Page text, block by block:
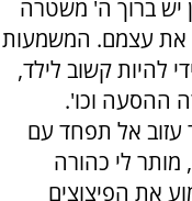
יש ברוך ה' משטרה
את עצמם. המשמעות
להיות קשוב לילד,
ההסעה וכו'.
עזוב אל תפחד עם
לי כהורה
את הפיצוצים